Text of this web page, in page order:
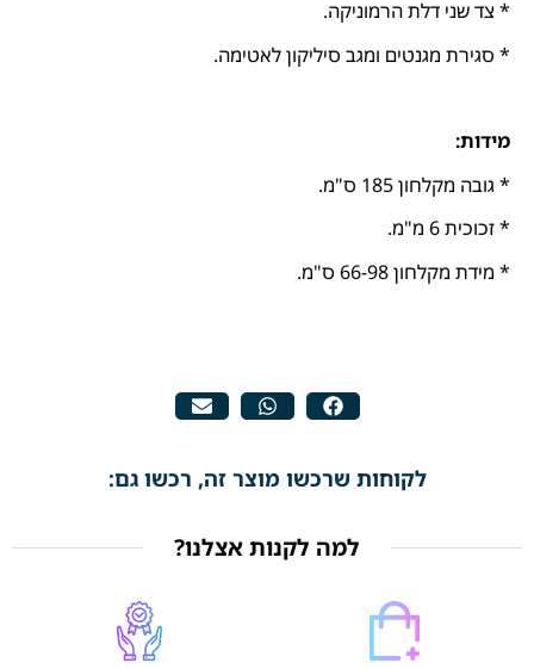
* צד שני דלת הרמוניקה.
* סגירת מגנטים ומגב סיליקון לאטימה.
מידות:
* גובה מקלחון 185 ס"מ.
* זכוכית 6 מ"מ.
* מידת מקלחון 66-98 ס"מ.
לקוחות שרכשו מוצר זה, רכשו גם:
למה לקנות אצלנו?